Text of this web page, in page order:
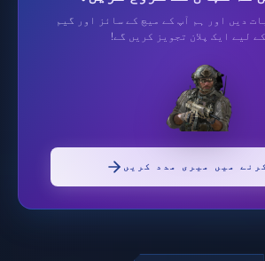
دیں اور ہم آپ کے میچ کے سائز اور گیم
لیے ایک پلان تجویز کریں گے!
میں میری مدد کریں